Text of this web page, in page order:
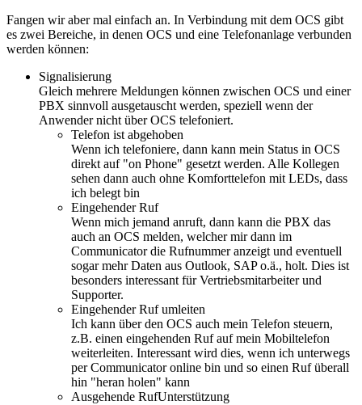
Fangen wir aber mal einfach an. In Verbindung mit dem OCS gibt
es zwei Bereiche, in denen OCS und eine Telefonanlage verbunden
werden können:
Signalisierung
Gleich mehrere Meldungen können zwischen OCS und einer
PBX sinnvoll ausgetauscht werden, speziell wenn der
Anwender nicht über OCS telefoniert.
Telefon ist abgehoben
Wenn ich telefoniere, dann kann mein Status in OCS
direkt auf "on Phone" gesetzt werden. Alle Kollegen
sehen dann auch ohne Komforttelefon mit LEDs, dass
ich belegt bin
Eingehender Ruf
Wenn mich jemand anruft, dann kann die PBX das
auch an OCS melden, welcher mir dann im
Communicator die Rufnummer anzeigt und eventuell
sogar mehr Daten aus Outlook, SAP o.ä., holt. Dies ist
besonders interessant für Vertriebsmitarbeiter und
Supporter.
Eingehender Ruf umleiten
Ich kann über den OCS auch mein Telefon steuern,
z.B. einen eingehenden Ruf auf mein Mobiltelefon
weiterleiten. Interessant wird dies, wenn ich unterwegs
per Communicator online bin und so einen Ruf überall
hin "heran holen" kann
Ausgehende RufUnterstützung